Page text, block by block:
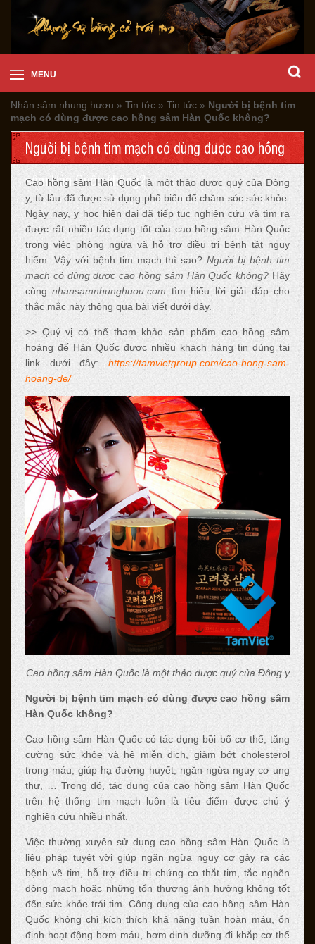
MENU
Nhân sâm nhung hươu » Tin tức » Tin tức » Người bị bệnh tim
mạch có dùng được cao hồng sâm Hàn Quốc không?
Người bị bệnh tim mạch có dùng được cao hồng
sâm Hàn Quốc không?
Cao hồng sâm Hàn Quốc là một thảo dược quý của Đông
y, từ lâu đã được sử dụng phổ biến để chăm sóc sức khỏe.
Ngày nay, y học hiện đại đã tiếp tục nghiên cứu và tìm ra
được rất nhiều tác dụng tốt của cao hồng sâm Hàn Quốc
trong việc phòng ngừa và hỗ trợ điều trị bệnh tật nguy
hiểm. Vậy với bệnh tim mạch thì sao?Người bị bệnh tim
mạch có dùng được cao hồng sâm Hàn Quốc không? Hãy
cùngnhansamnhunghuou.com tìm hiểu lời giải đáp cho
thắc mắc này thông qua bài viết dưới đây.
>> Quý vị có thể tham khảo sản phẩm cao hồng sâm
hoàng đế Hàn Quốc được nhiều khách hàng tin dùng tại
link dưới đây: https://tamvietgroup.com/cao-hong-sam-
hoang-de/
Cao hồng sâm Hàn Quốc là một thảo dược quý của Đông y
Người bị bệnh tim mạch có dùng được cao hồng sâm
Hàn Quốc không?
Cao hồng sâm Hàn Quốc có tác dụng bồi bổ cơ thể, tăng
cường sức khỏe và hệ miễn dịch, giảm bớt cholesterol
trong máu, giúp hạ đường huyết, ngăn ngừa nguy cơ ung
thư, … Trong đó, tác dụng của cao hồng sâm Hàn Quốc
trên hệ thống tim mạch luôn là tiêu điểm được chú ý
nghiên cứu nhiều nhất.
Việc thường xuyên sử dụng cao hồng sâm Hàn Quốc là
liệu pháp tuyệt vời giúp ngăn ngừa nguy cơ gây ra các
bệnh về tim, hỗ trợ điều trị chứng co thắt tim, tắc nghẽn
động mạch hoặc những tổn thương ảnh hưởng không tốt
đến sức khỏe trái tim. Công dụng của cao hồng sâm Hàn
Quốc không chỉ kích thích khả năng tuần hoàn máu, ổn
định hoạt động bơm máu, bơm dinh dưỡng đi khắp cơ thể